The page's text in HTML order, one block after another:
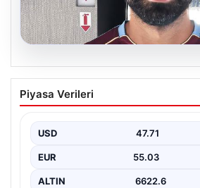
Trabzonspor’un Yeni
İstanbul’a Ayak Bastı
İstanbul’a iniş yaptı. Havalimanında
kulüp…
Piyasa Verileri
USD 47.71
EUR 55.03
ALTIN 6622.6